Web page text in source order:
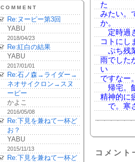
COMMENT
Re:ヌーピー第3回
YABU
2018/04/23
Re:紅白の結果
YABU
2017/01/01
Re:石ノ森→ライダー→
ネオサイクロン→スヌ
ーピー
かよこ
2016/05/08
Re:下見を兼ねて一杯ど
お？
YABU
2015/11/13
Re:下見を兼ねて一杯ど
た
みたい。
か。
定時過
コトにし
ぷち残
雨でした
い
ですなー
帰宅。
精神的に
で。寒
コメント